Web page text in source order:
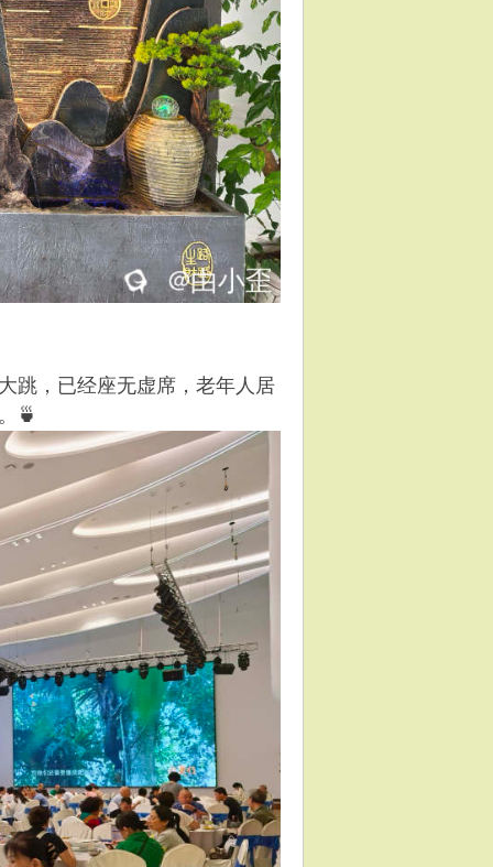
跳，已经座无虚席，老年人居
🍵